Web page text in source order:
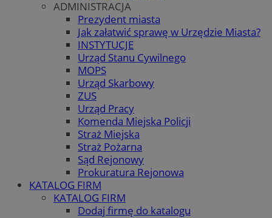
ADMINISTRACJA
Prezydent miasta
Jak załatwić sprawę w Urzędzie Miasta?
INSTYTUCJE
Urząd Stanu Cywilnego
MOPS
Urząd Skarbowy
ZUS
Urząd Pracy
Komenda Miejska Policji
Straż Miejska
Straż Pożarna
Sąd Rejonowy
Prokuratura Rejonowa
KATALOG FIRM
KATALOG FIRM
Dodaj firmę do katalogu